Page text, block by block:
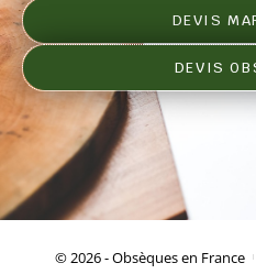
DEVIS
DEVIS
© 2026 - Obsèques en France